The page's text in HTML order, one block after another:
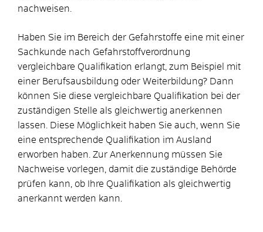
nachweisen.
Haben Sie im Bereich der Gefahrstoffe eine mit einer
Sachkunde nach Gefahrstoffverordnung
vergleichbare Qualifikation erlangt, zum Beispiel mit
einer Berufsausbildung oder Weiterbildung? Dann
können Sie diese vergleichbare Qualifikation bei der
zuständigen Stelle als gleichwertig anerkennen
lassen. Diese Möglichkeit haben Sie auch, wenn Sie
eine entsprechende Qualifikation im Ausland
erworben haben. Zur Anerkennung müssen Sie
Nachweise vorlegen, damit die zuständige Behörde
prüfen kann, ob Ihre Qualifikation als gleichwertig
anerkannt werden kann.